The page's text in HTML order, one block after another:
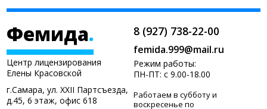
Фемида.
Центр лицензирования
Елены Красовской
г.Самара, ул. XXII Партсъезда,
д.45, 6 этаж,офис 618
8 (927) 738-22-00
femida.999@mail.ru
Режим работы:
ПН-ПТ: с 9.00-18.00
Работаем в субботу и
воскресенье по